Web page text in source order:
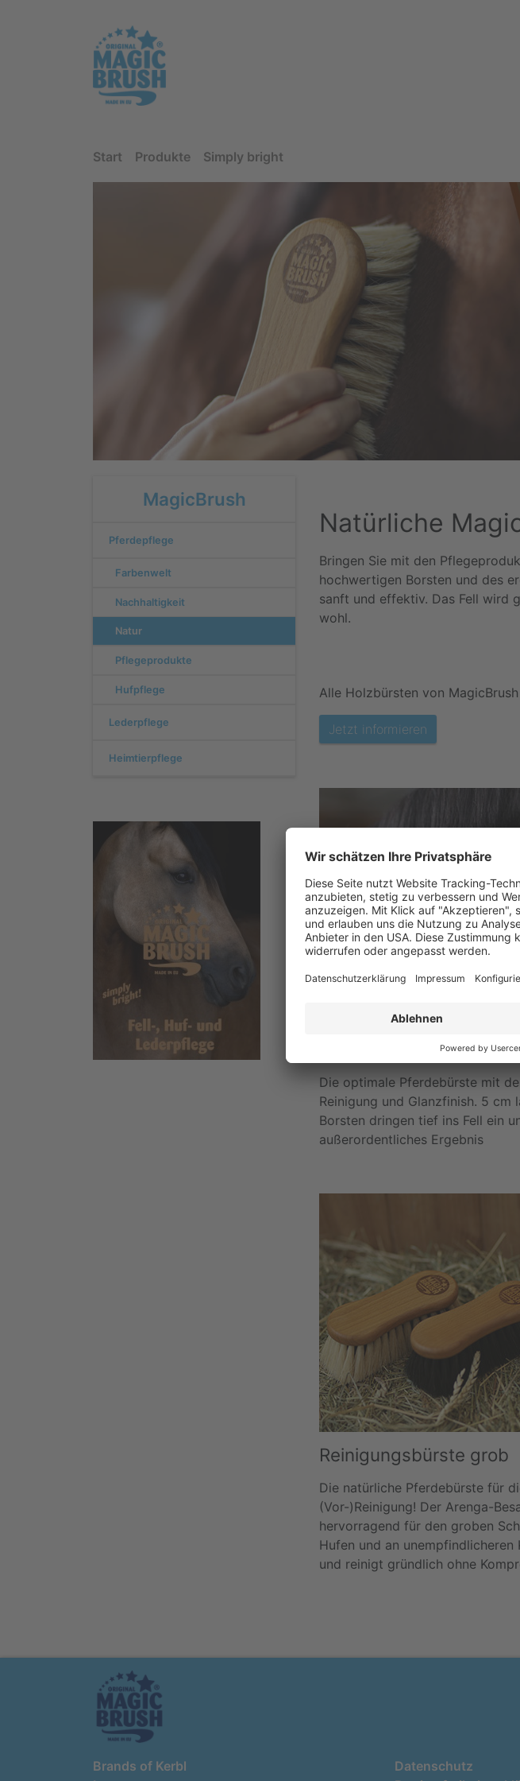
Start Produkte Simply bright
MagicBrush
Pferdepflege
Farbenwelt
Nachhaltigkeit
Natur
Pflegeprodukte
Hufpflege
Lederpflege
Heimtierpflege
Natürliche
Bringen Sie mit den
hochwertigen Borsten und des
sanft und effektiv. Das Fell wird
wohl.
Alle Holzbürsten von
Jetzt informieren
Kombi-Pferdebürste
Die optimale Pferdebürste mit
Reinigung und Glanzfinish. 5 cm
Borsten dringen tief ins Fell ein
außerordentliches Ergebnis
Reinigungsbürste grob
Die natürliche Pferdebürste für
(Vor-)Reinigung! Der Arenga-
hervorragend für den groben
Hufen und an unempfindlicheren
und reinigt gründlich ohne
Brands of Kerbl
Datenschutz